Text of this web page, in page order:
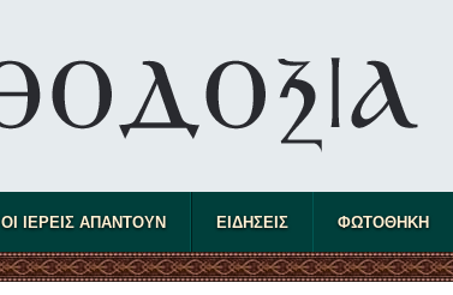
ΟΙ ΙΕΡΕΙΣ ΑΠΑΝΤΟΥΝ ΕΙΔΗΣΕΙΣ ΦΩΤΟΘΗΚΗ